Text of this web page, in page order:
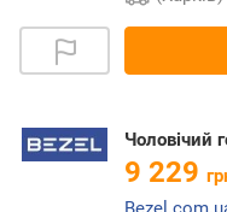
Чоловічий
9 229